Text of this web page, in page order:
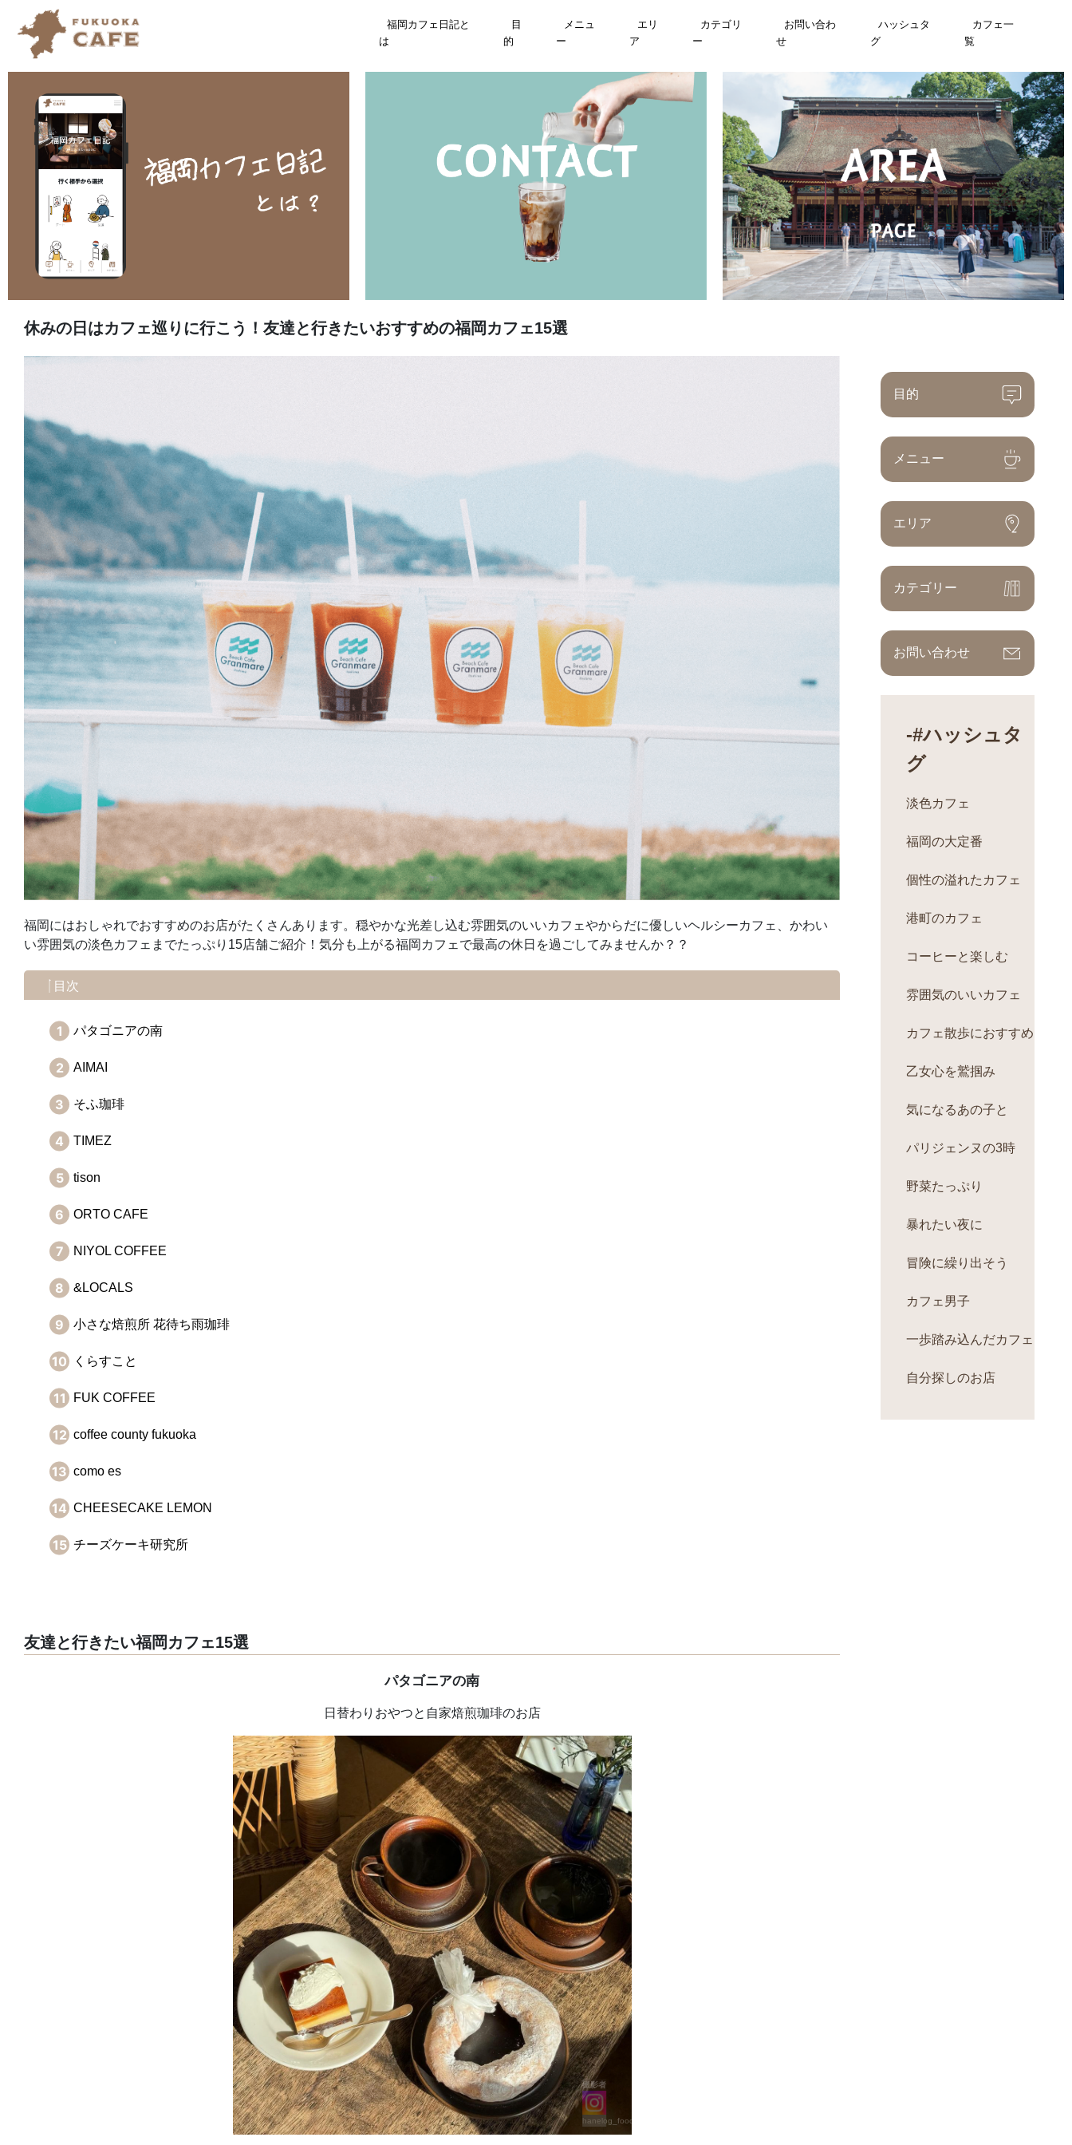
福岡カフェ日記と
は
目
的
メニュ
ー
エリ
ア
カテゴリ
ー
お問い合わ
せ
ハッシュタ
グ
カフェ一
覧
休みの日はカフェ巡りに行こう！友達と行きたいおすすめの福岡カフェ15選
福岡にはおしゃれでおすすめのお店がたくさんあります。穏やかな光差し込む雰囲気のいいカフェやからだに優しいヘルシーカフェ、かわい
い雰囲気の淡色カフェまでたっぷり15店舗ご紹介！気分も上がる福岡カフェで最高の休日を過ごしてみませんか？？
目次
パタゴニアの南
AIMAI
そふ珈琲
TIMEZ
tison
ORTO CAFE
NIYOL COFFEE
&LOCALS
小さな焙煎所 花待ち雨珈琲
くらすこと
FUK COFFEE
coffee county fukuoka
como es
CHEESECAKE LEMON
チーズケーキ研究所
友達と行きたい福岡カフェ15選
パタゴニアの南
日替わりおやつと自家焙煎珈琲のお店
撮影者
hanelog_foodie
目的
メニュー
エリア
カテゴリー
お問い合わせ
-#ハッシュタ
グ
淡色カフェ
福岡の大定番
個性の溢れたカフェ
港町のカフェ
コーヒーと楽しむ
雰囲気のいいカフェ
カフェ散歩におすすめ
乙女心を鷲掴み
気になるあの子と
パリジェンヌの3時
野菜たっぷり
暴れたい夜に
冒険に繰り出そう
カフェ男子
一歩踏み込んだカフェ
自分探しのお店